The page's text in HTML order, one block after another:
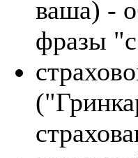
ваша) -
фразы